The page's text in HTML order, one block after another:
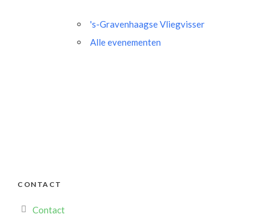
's-Gravenhaagse Vliegvisser
Alle evenementen
CONTACT
Contact